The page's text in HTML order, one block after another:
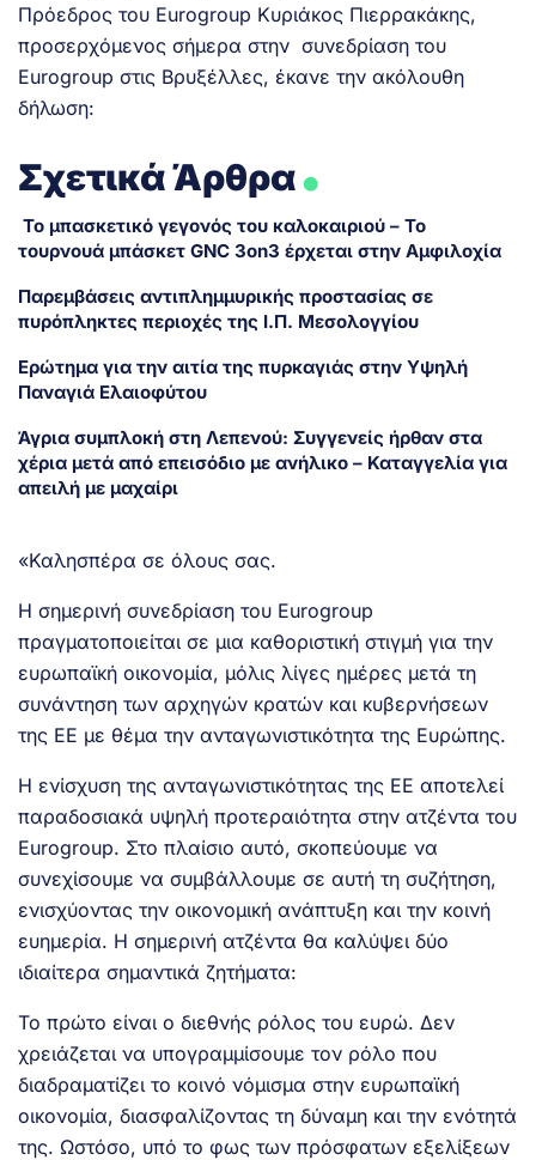
Πρόεδρος του Eurogroup Κυριάκος Πιερρακάκης,
προσερχόμενος σήμερα στην συνεδρίαση του
Eurogroup στις Βρυξέλλες, έκανε την ακόλουθη
δήλωση:
Σχετικά Άρθρα.
Το μπασκετικό γεγονός του καλοκαιριού – Το
τουρνουά μπάσκετ GNC 3on3 έρχεται στην Αμφιλοχία
Παρεμβάσεις αντιπλημμυρικής προστασίας σε
πυρόπληκτες περιοχές της Ι.Π. Μεσολογγίου
Ερώτημα για την αιτία της πυρκαγιάς στην Υψηλή
Παναγιά Ελαιοφύτου
Άγρια συμπλοκή στη Λεπενού: Συγγενείς ήρθαν στα
χέρια μετά από επεισόδιο με ανήλικο – Καταγγελία για
απειλή με μαχαίρι
«Καλησπέρα σε όλους σας.
Η σημερινή συνεδρίαση του Eurogroup
πραγματοποιείται σε μια καθοριστική στιγμή για την
ευρωπαϊκή οικονομία, μόλις λίγες ημέρες μετά τη
συνάντηση των αρχηγών κρατών και κυβερνήσεων
της ΕΕ με θέμα την ανταγωνιστικότητα της Ευρώπης.
Η ενίσχυση της ανταγωνιστικότητας της ΕΕ αποτελεί
παραδοσιακά υψηλή προτεραιότητα στην ατζέντα του
Eurogroup. Στο πλαίσιο αυτό, σκοπεύουμε να
συνεχίσουμε να συμβάλλουμε σε αυτή τη συζήτηση,
ενισχύοντας την οικονομική ανάπτυξη και την κοινή
ευημερία. Η σημερινή ατζέντα θα καλύψει δύο
ιδιαίτερα σημαντικά ζητήματα:
Το πρώτο είναι ο διεθνής ρόλος του ευρώ. Δεν
χρειάζεται να υπογραμμίσουμε τον ρόλο που
διαδραματίζει το κοινό νόμισμα στην ευρωπαϊκή
οικονομία, διασφαλίζοντας τη δύναμη και την ενότητά
της. Ωστόσο, υπό το φως των πρόσφατων εξελίξεων